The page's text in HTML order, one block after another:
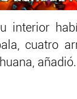
interior
cuatro
añadió.